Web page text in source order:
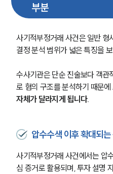
부분
사기적부정거래 사건은 일반 형
결정 분석 범위가 넓은 특징을
수사기관은 단순 진술보다 객관
로 혐의 구조를 분석하기 때문에
자체가 달라지게 됩니다.
압수수색 이후 확대되는
사기적부정거래 사건에서는 압
심 증거로 활용되며, 투자 설명